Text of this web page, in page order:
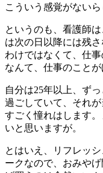
こういう感覚がないら
というのも、看護師
は次の日以降には残
わけではなくて、仕
なんて、仕事のこと
自分は25年以上、ず
過ごしていて、それ
すごく憧れはします
いと思いますが。
とはいえ、リフレッ
ークなので、おみや